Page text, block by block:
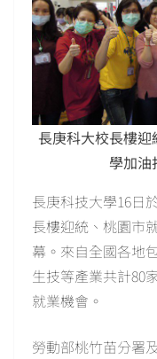
長庚科大校長樓
學加油
長庚科技大學16日
長樓迎統、桃園市
幕。來自全國各地
生技等產業共計80
就業機會。
勞動部桃竹苗分署